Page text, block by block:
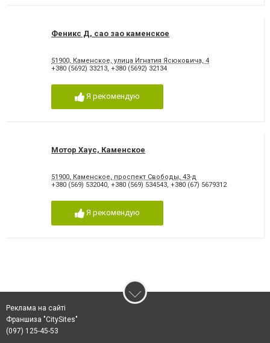
Феникс Д, сао зао каменское
51900, Каменское, улица Игнатия Ясюковича, 4
+380 (5692) 33213, +380 (5692) 32134
Я рекомендую
Мотор Хаус, Каменское
51900, Каменское, проспект Свободы, 43-д
+380 (569) 532040, +380 (569) 534543, +380 (67) 5679312
Я рекомендую
Реклама на сайті
Франшиза "CitySites"
(097) 125-45-53